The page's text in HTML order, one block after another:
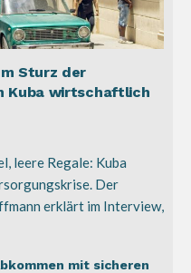
Sturz der
Kuba wirtschaftlich
leere Regale: Kuba
Der
erklärt im Interview,
mit sicheren